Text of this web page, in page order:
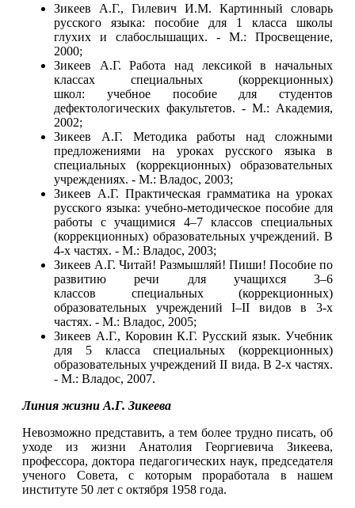
Зикеев А.Г., Гилевич И.М. Картинный словарь
русского языка: пособие для 1 класса школы
глухих и слабослышащих. - М.: Просвещение,
2000;
Зикеев А.Г. Работа над лексикой в начальных
классах специальных (коррекционных)
школ: учебное пособие для студентов
дефектологических факультетов. - М.: Академия,
2002;
Зикеев А.Г. Методика работы над сложными
предложениями на уроках русского языка в
специальных (коррекционных) образовательных
учреждениях. - М.: Владос, 2003;
Зикеев А.Г. Практическая грамматика на уроках
русского языка: учебно-методическое пособие для
работы с учащимися 4‒7 классов специальных
(коррекционных) образовательных учреждений. В
4-х частях. - М.: Владос, 2003;
Зикеев А.Г. Читай! Размышляй! Пиши! Пособие по
развитию речи для учащихся 3‒6
классов специальных (коррекционных)
образовательных учреждений I–II видов в 3-х
частях. - М.: Владос, 2005;
Зикеев А.Г., Коровин К.Г. Русский язык. Учебник
для 5 класса специальных (коррекционных)
образовательных учреждений II вида. В 2-х частях.
- М.: Владос, 2007.
Линия жизни А.Г. Зикеева
Невозможно представить, а тем более трудно писать, об
уходе из жизни Анатолия Георгиевича Зикеева,
профессора, доктора педагогических наук, председателя
ученого Совета, с которым проработала в нашем
институте 50 лет с октября 1958 года.